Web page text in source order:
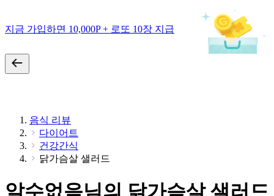
지금 가입하면 10,000P + 로또 10장 지급
음식 리뷰
다이어트
건강간식
닭가슴살 샐러드
알수없음님의 닭가슴살 샐러드